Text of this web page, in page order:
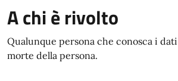
A chi è rivolto
Qualunque persona che conosca i
morte della persona.